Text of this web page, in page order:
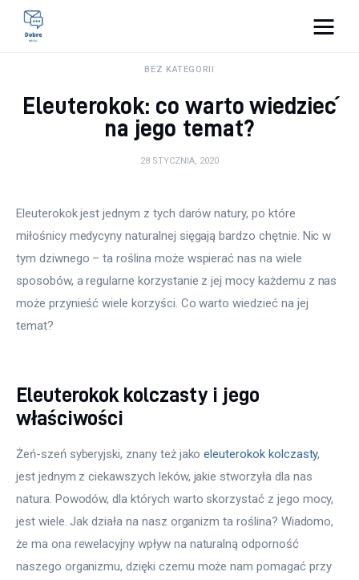
Lifestyle
Uroda
Więcej
BEZ KATEGORII
Eleuterokok: co warto wiedzieć
na jego temat?
28 STYCZNIA, 2020
Eleuterokok jest jednym z tych darów natury, po które
miłośnicy medycyny naturalnej sięgają bardzo chętnie. Nic w
tym dziwnego – ta roślina może wspierać nas na wiele
sposobów, a regularne korzystanie z jej mocy każdemu z nas
może przynieść wiele korzyści. Co warto wiedzieć na jej
temat?
Eleuterokok kolczasty i jego
właściwości
Żeń-szeń syberyjski, znany też jako eleuterokok kolczasty,
jest jednym z ciekawszych leków, jakie stworzyła dla nas
natura. Powodów, dla których warto skorzystać z jego mocy,
jest wiele. Jak działa na nasz organizm ta roślina? Wiadomo,
że ma ona rewelacyjny wpływ na naturalną odporność
naszego organizmu, dzięki czemu może nam pomagać przy